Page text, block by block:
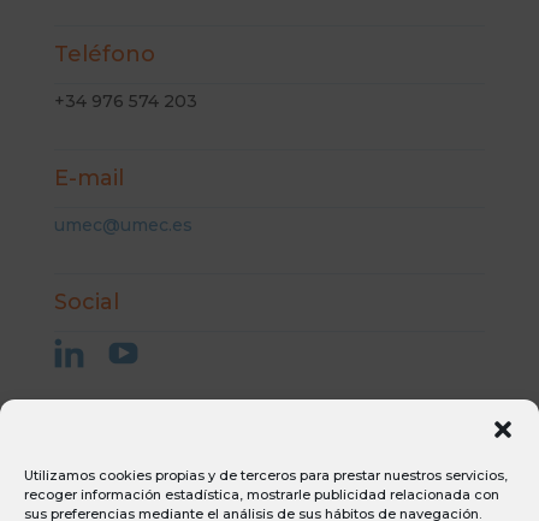
Utilizamos cookies propias y de terceros para prestar nuestros servicios,
recoger información estadística, mostrarle publicidad relacionada con
sus preferencias mediante el análisis de sus hábitos de navegación.
Teléfono
+34 976 574 203
E-mail
umec@umec.es
Social
Condiciones generales de compra
Condiciones generales de venta